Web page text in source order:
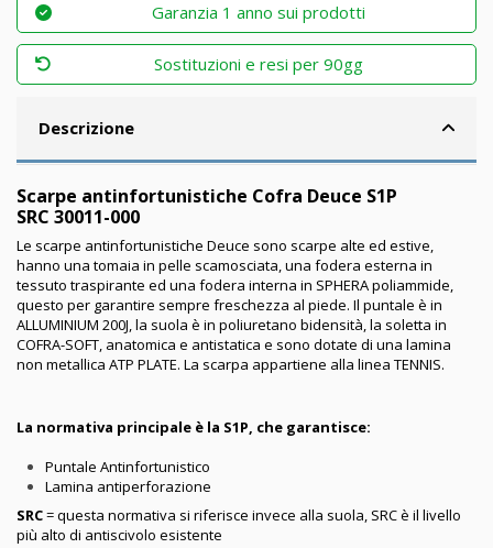
Garanzia 1 anno sui prodotti
Sostituzioni e resi per 90gg
Descrizione
Scarpe antinfortunistiche Cofra Deuce S1P
SRC 30011-000
Le scarpe antinfortunistiche Deuce sono scarpe alte ed estive,
hanno una tomaia in pelle scamosciata, una fodera esterna in
tessuto traspirante ed una fodera interna in SPHERA poliammide,
questo per garantire sempre freschezza al piede. Il puntale è in
ALLUMINIUM 200J, la suola è in poliuretano bidensità, la soletta in
COFRA-SOFT, anatomica e antistatica e sono dotate di una lamina
non metallica ATP PLATE. La scarpa appartiene alla linea TENNIS.
La normativa principale è la S1P, che garantisce:
Puntale Antinfortunistico
Lamina antiperforazione
SRC= questa normativa si riferisce invece alla suola, SRC è il livello
più alto di antiscivolo esistente